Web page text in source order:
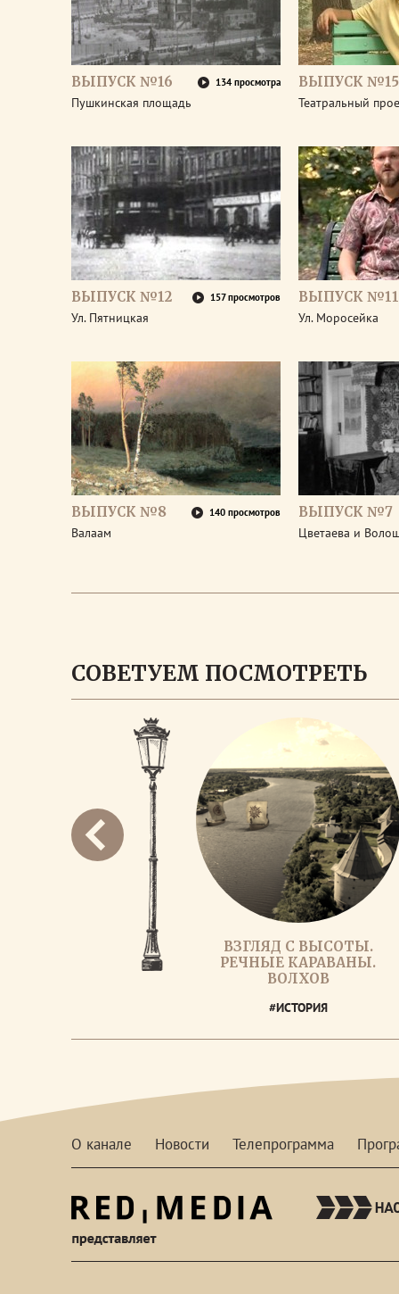
ВЫПУСК №16 134 просмотра
Пушкинская площадь
ВЫПУСК №15
Театральный
ВЫПУСК №12 157 просмотров
Ул. Пятницкая
ВЫПУСК №11
Ул. Моросейка
ВЫПУСК №8 140 просмотров
Валаам
ВЫПУСК №7
Цветаева и
СОВЕТУЕМ ПОСМОТРЕТЬ
ВЗГЛЯД С ВЫСОТЫ.
РЕЧНЫЕ КАРАВАНЫ.
ВОЛХОВ
#ИСТОРИЯ
О канале Новости Телепрограмма